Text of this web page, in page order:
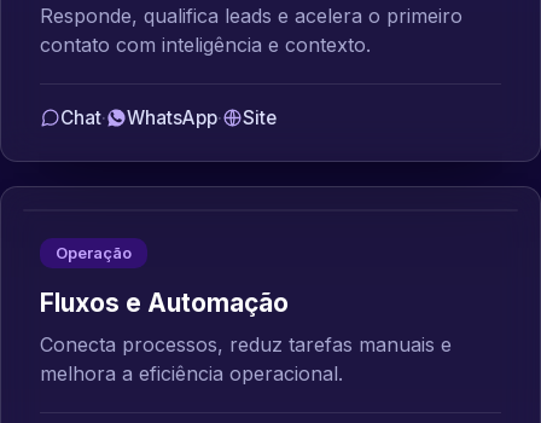
Responde, qualifica leads e acelera o primeiro
contato com inteligência e contexto.
Chat· WhatsApp· Site
Operação
Fluxos e Automação
Conecta processos, reduz tarefas manuais e
melhora a eficiência operacional.